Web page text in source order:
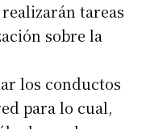
tareas
sobre la
los conductos
para lo cual,